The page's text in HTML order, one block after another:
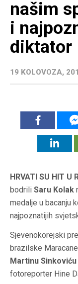
našim
i
diktator
19 KOLOVOZA,
HRVATI SU HIT U
bodrili Saru Kolak
medalje u bacanju
najpoznatijih
Sjevenokorejski
brazilske
Martinu Sinkoviću
fotoreporter Hine